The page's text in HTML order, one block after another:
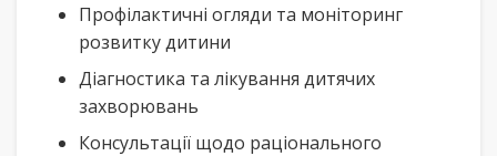
Профілактичні огляди та моніторинг
розвитку дитини
Діагностика та лікування дитячих
захворювань
Консультації щодо раціонального